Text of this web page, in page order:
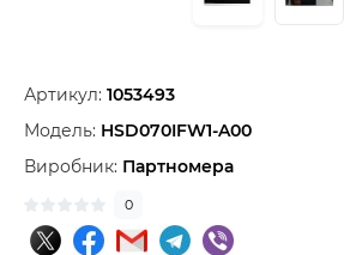
Артикул: 1053493
Модель: HSD070IFW1-A00
Виробник: Партномера
0